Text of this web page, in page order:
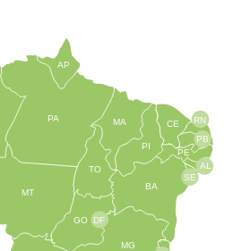
TO
BA
SE
PE
AL
RN
CE
PI
MA
AP
PA
MT
GO
MG
DF
PB